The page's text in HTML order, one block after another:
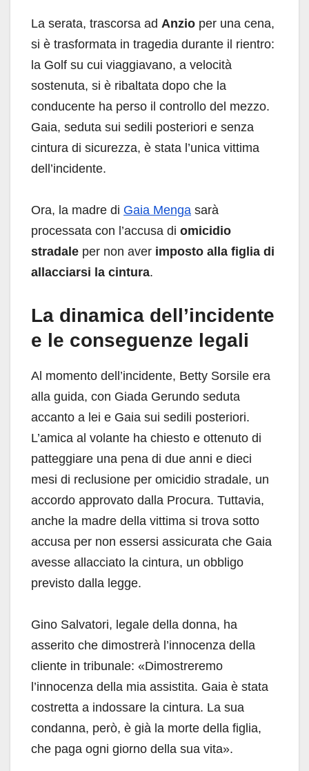
La serata, trascorsa ad Anzio per una cena,
si è trasformata in tragedia durante il rientro:
la Golf su cui viaggiavano, a velocità
sostenuta, si è ribaltata dopo che la
conducente ha perso il controllo del mezzo.
Gaia, seduta sui sedili posteriori e senza
cintura di sicurezza, è stata l’unica vittima
dell’incidente.
Ora, la madre di Gaia Menga sarà
processata con l’accusa di omicidio
stradale per non aver imposto alla figlia di
allacciarsi la cintura.
La dinamica dell’incidente
e le conseguenze legali
Al momento dell’incidente, Betty Sorsile era
alla guida, con Giada Gerundo seduta
accanto a lei e Gaia sui sedili posteriori.
L’amica al volante ha chiesto e ottenuto di
patteggiare una pena di due anni e dieci
mesi di reclusione per omicidio stradale, un
accordo approvato dalla Procura. Tuttavia,
anche la madre della vittima si trova sotto
accusa per non essersi assicurata che Gaia
avesse allacciato la cintura, un obbligo
previsto dalla legge.
Gino Salvatori, legale della donna, ha
asserito che dimostrerà l’innocenza della
cliente in tribunale: «Dimostreremo
l’innocenza della mia assistita. Gaia è stata
costretta a indossare la cintura. La sua
condanna, però, è già la morte della figlia,
che paga ogni giorno della sua vita».